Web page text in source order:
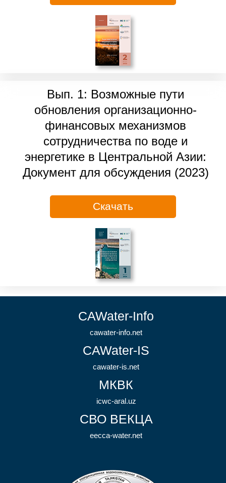
Вып. 1: Возможные пути
обновления организационно-
финансовых механизмов
сотрудничества по воде и
энергетике в Центральной Азии:
Документ для обсуждения (2023)
Скачать
CAWater-Info
cawater-info.net
CAWater-IS
cawater-is.net
МКВК
icwc-aral.uz
СВО ВЕКЦА
eecca-water.net